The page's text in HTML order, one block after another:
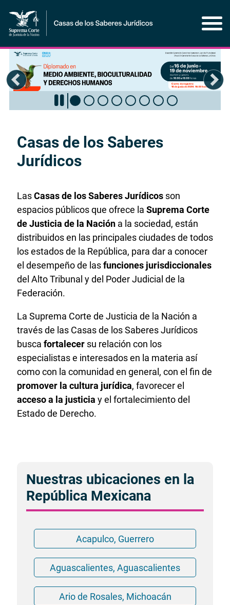
al
principal
Diapositiva anterior
del
contenido
principal
Casas de los Saberes
Jurídicos
LasCasas de los Saberes Jurídicos son
espacios públicos que ofrece la Suprema Corte
de Justicia de la Nación a la sociedad, están
distribuidos en las principales ciudades de todos
los estados de la República, para dar a conocer
el desempeño de lasfunciones jurisdiccionales
del Alto Tribunal y del Poder Judicial de la
Federación.
La Suprema Corte de Justicia de la Nación a
través de las Casas de los Saberes Jurídicos
busca fortalecer su relación con los
especialistas e interesados en la materia así
como con la comunidad en general, con el fin de
promover la cultura jurídica, favorecer el
acceso a la justicia y el fortalecimiento del
Estado de Derecho.
Nuestras ubicaciones en la
República Mexicana
Acapulco, Guerrero
Aguascalientes, Aguascalientes
Ario de Rosales, Michoacán